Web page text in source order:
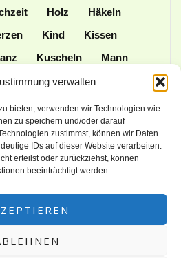
verwalten
bieten, verwenden wir Technologien wie
zu speichern und/oder darauf
zustimmst, können wir Daten
IDs auf dieser Website verarbeiten.
erteilst oder zurückziehst, können
beeinträchtigt werden.
Holz
Häkeln
Kind
Kissen
Kuscheln
Mann
Nähen
Patchwork
Schulanfang
up Stoff
Stricken
Upcycling
Weihnachten
Wolle